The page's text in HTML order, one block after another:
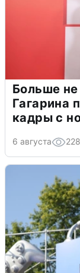
Больше
Гагарина
кадры с
6 августа 228